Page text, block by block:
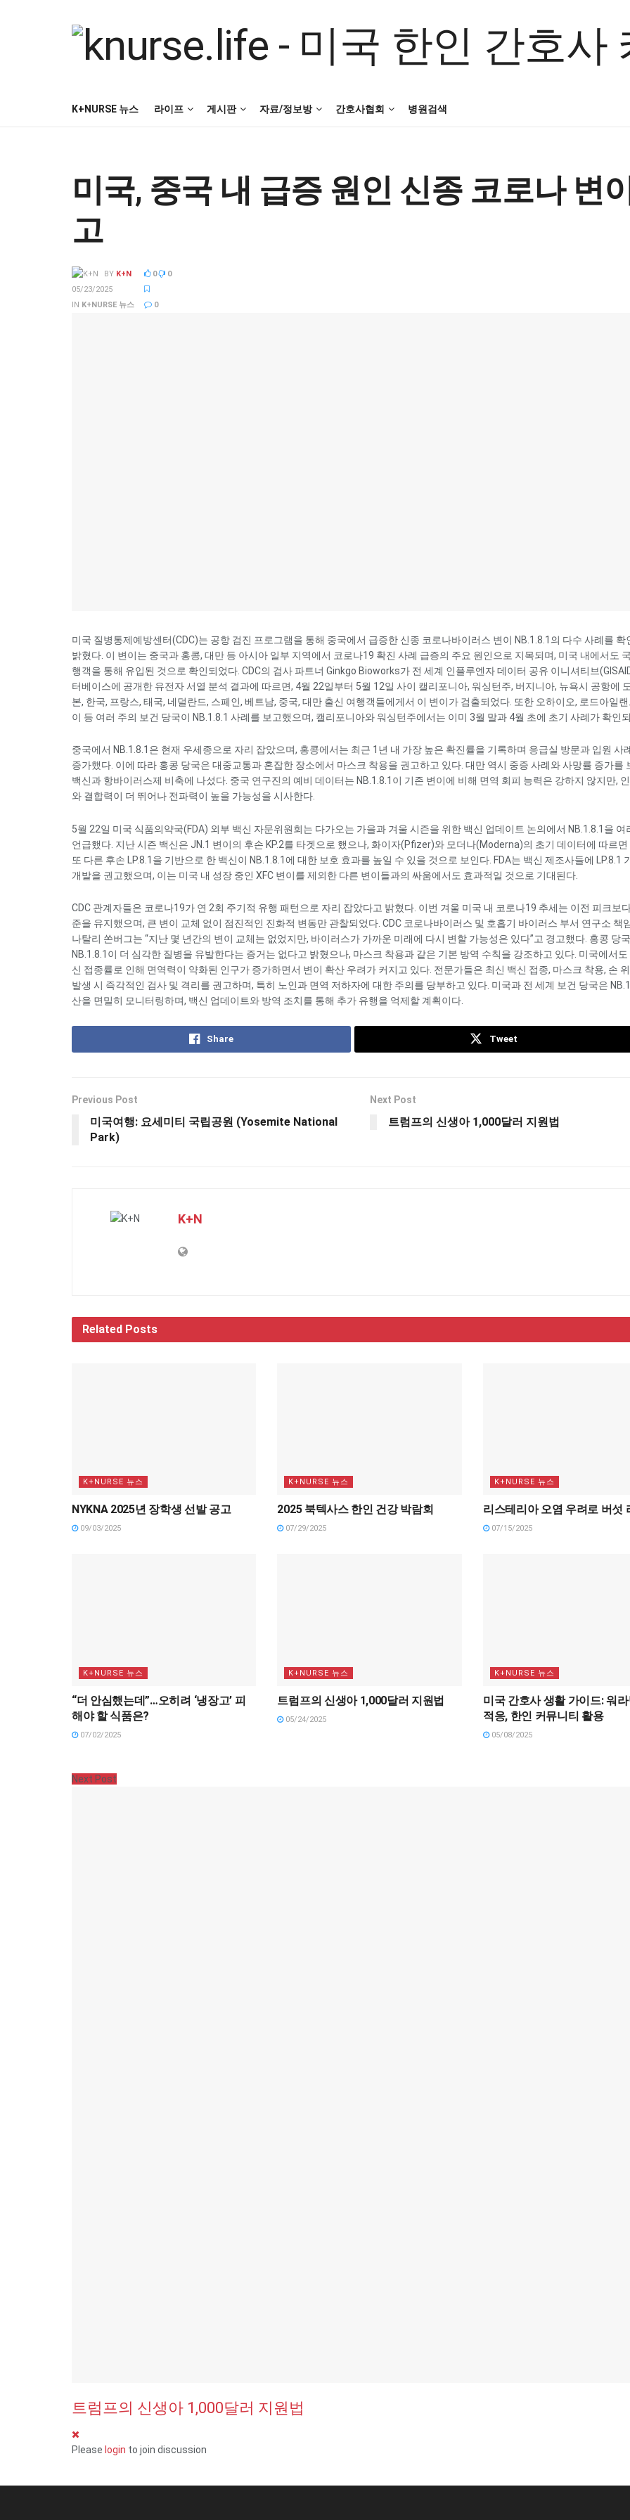
K+NURSE 뉴스 라이프 게시판 자료/정보방 간호사협회 병원검색
미국, 중국 내 급증 원인 신종 코로나 변
고
BY K+N
05/23/2025
IN K+NURSE 뉴스
0 0
0
미국 질병통제예방센터(CDC)는 공항 검진 프로그램을 통해 중국에서 급증한 신종 코로나바이러스 변이 NB.1.8.1의 다수 사례를 확
밝혔다. 이 변이는 중국과 홍콩, 대만 등 아시아 일부 지역에서 코로나19 확진 사례 급증의 주요 원인으로 지목되며, 미국 내에서도
행객을 통해 유입된 것으로 확인되었다. CDC의 검사 파트너 Ginkgo Bioworks가 전 세계 인플루엔자 데이터 공유 이니셔티브
터베이스에 공개한 유전자 서열 분석 결과에 따르면, 4월 22일부터 5월 12일 사이 캘리포니아, 워싱턴주, 버지니아, 뉴욕시 공항에
본, 한국, 프랑스, 태국, 네덜란드, 스페인, 베트남, 중국, 대만 출신 여행객들에게서 이 변이가 검출되었다. 또한 오하이오, 로드아일
이 등 여러 주의 보건 당국이 NB.1.8.1 사례를 보고했으며, 캘리포니아와 워싱턴주에서는 이미 3월 말과 4월 초에 초기 사례가 확인
중국에서 NB.1.8.1은 현재 우세종으로 자리 잡았으며, 홍콩에서는 최근 1년 내 가장 높은 확진률을 기록하며 응급실 방문과 입원 사
증가했다. 이에 따라 홍콩 당국은 대중교통과 혼잡한 장소에서 마스크 착용을 권고하고 있다. 대만 역시 중증 사례와 사망률 증가를
백신과 항바이러스제 비축에 나섰다. 중국 연구진의 예비 데이터는 NB.1.8.1이 기존 변이에 비해 면역 회피 능력은 강하지 않지만,
와 결합력이 더 뛰어나 전파력이 높을 가능성을 시사한다.
5월 22일 미국 식품의약국(FDA) 외부 백신 자문위원회는 다가오는 가을과 겨울 시즌을 위한 백신 업데이트 논의에서 NB.1.8.1을 여
언급했다. 지난 시즌 백신은 JN.1 변이의 후손 KP.2를 타겟으로 했으나, 화이자(Pfizer)와 모더나(Moderna)의 초기 데이터에 따르면
또 다른 후손 LP.8.1을 기반으로 한 백신이 NB.1.8.1에 대한 보호 효과를 높일 수 있을 것으로 보인다. FDA는 백신 제조사들에 LP.8.1
개발을 권고했으며, 이는 미국 내 성장 중인 XFC 변이를 제외한 다른 변이들과의 싸움에서도 효과적일 것으로 기대된다.
CDC 관계자들은 코로나19가 연 2회 주기적 유행 패턴으로 자리 잡았다고 밝혔다. 이번 겨울 미국 내 코로나19 추세는 이전 피크보
준을 유지했으며, 큰 변이 교체 없이 점진적인 진화적 변동만 관찰되었다. CDC 코로나바이러스 및 호흡기 바이러스 부서 연구소 책
나탈리 쏜버그는 “지난 몇 년간의 변이 교체는 없었지만, 바이러스가 가까운 미래에 다시 변할 가능성은 있다”고 경고했다. 홍콩 당
NB.1.8.1이 더 심각한 질병을 유발한다는 증거는 없다고 밝혔으나, 마스크 착용과 같은 기본 방역 수칙을 강조하고 있다. 미국에서도
신 접종률로 인해 면역력이 약화된 인구가 증가하면서 변이 확산 우려가 커지고 있다. 전문가들은 최신 백신 접종, 마스크 착용, 손
발생 시 즉각적인 검사 및 격리를 권고하며, 특히 노인과 면역 저하자에 대한 주의를 당부하고 있다. 미국과 전 세계 보건 당국은
산을 면밀히 모니터링하며, 백신 업데이트와 방역 조치를 통해 추가 유행을 억제할 계획이다.
Share Tweet
Previous Post
미국여행: 요세미티 국립공원 (Yosemite National
Park)
Next Post
트럼프의 신생아 1,000달러 지원법
K+N
Related Posts
K+NURSE 뉴스
NYKNA 2025년 장학생 선발 공고
09/03/2025
K+NURSE 뉴스
2025 북텍사스 한인 건강 박람회
07/29/2025
K+NURSE 뉴스
리스테리아 오염 우려로 버섯
07/15/2025
K+NURSE 뉴스
“더 안심했는데”…오히려 ‘냉장고’ 피
해야 할 식품은?
07/02/2025
K+NURSE 뉴스
트럼프의 신생아 1,000달러 지원법
05/24/2025
K+NURSE 뉴스
미국 간호사 생활 가이드: 워
적응, 한인 커뮤니티 활용
05/08/2025
Next Post
트럼프의 신생아 1,000달러 지원법
Please login to join discussion